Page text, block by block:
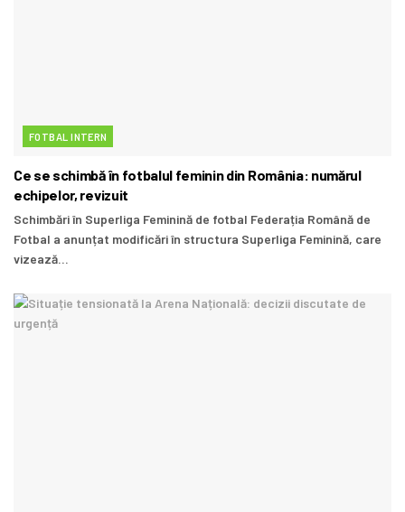
FOTBAL INTERN
Ce se schimbă în fotbalul feminin din România: numărul
echipelor, revizuit
Schimbări în Superliga Feminină de fotbal Federația Română de
Fotbal a anunțat modificări în structura Superliga Feminină, care
vizează...